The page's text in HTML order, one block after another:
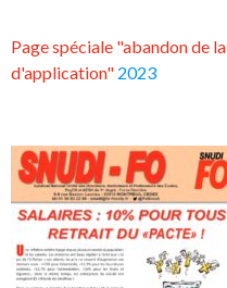
Page spéciale "abandon de
d'application" 2023